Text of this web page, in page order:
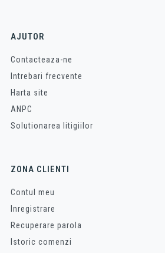
AJUTOR
Contacteaza-ne
Intrebari frecvente
Harta site
ANPC
Solutionarea litigiilor
ZONA CLIENTI
Contul meu
Inregistrare
Recuperare parola
Istoric comenzi